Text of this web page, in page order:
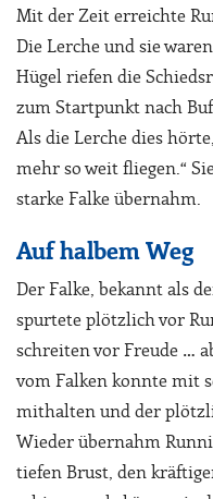
Mit der Zeit erreichte
Die Lerche und sie
Hügel riefen die
zum Startpunkt nach
Als die Lerche dies
mehr so weit fliegen.“
starke Falke übernahm.
Auf halbem Weg
Der Falke, bekannt als
spurtete plötzlich vor
schreiten vor Freude …
vom Falken konnte mit
mithalten und der
Wieder übernahm
tiefen Brust, den